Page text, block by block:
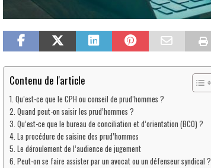
Contenu de l'article
Qu’est-ce que le CPH ou conseil de prud’hommes ?
Quand peut-on saisir les prud’hommes ?
Qu’est-ce que le bureau de conciliation et d’orientation (BCO) ?
La procédure de saisine des prud’hommes
Le déroulement de l’audience de jugement
Peut-on se faire assister par un avocat ou un défenseur syndical ?